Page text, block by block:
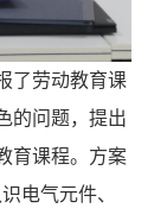
了劳动教育课
的问题，提出
育课程。方案
电气元件、